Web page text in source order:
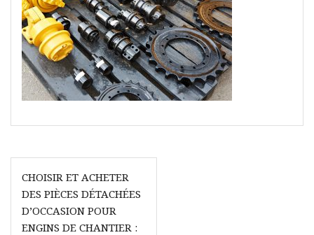
Navigation
de
l’article
CHOISIR ET ACHETER
DES PIÈCES DÉTACHÉES
D’OCCASION POUR
ENGINS DE CHANTIER :